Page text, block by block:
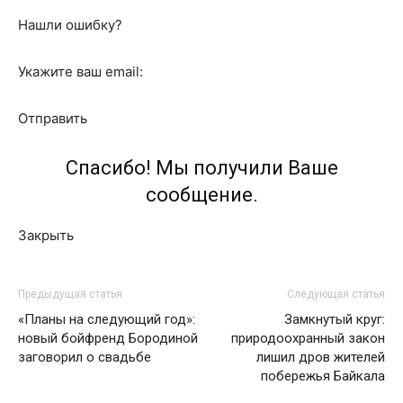
Нашли ошибку?
Укажите ваш email:
Отправить
Спасибо! Мы получили Ваше
сообщение.
Закрыть
Предыдущая статья
«Планы на следующий год»:
новый бойфренд Бородиной
заговорил о свадьбе
Следующая статья
Замкнутый круг:
природоохранный закон
лишил дров жителей
побережья Байкала